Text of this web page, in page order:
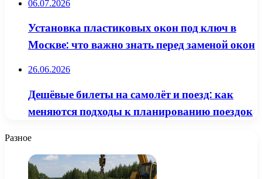
06.07.2026
Установка пластиковых окон под ключ в
Москве: что важно знать перед заменой окон
26.06.2026
Дешёвые билеты на самолёт и поезд: как
меняются подходы к планированию поездок
Разное